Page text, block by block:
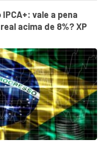
vale a pena
acima de 8%? XP